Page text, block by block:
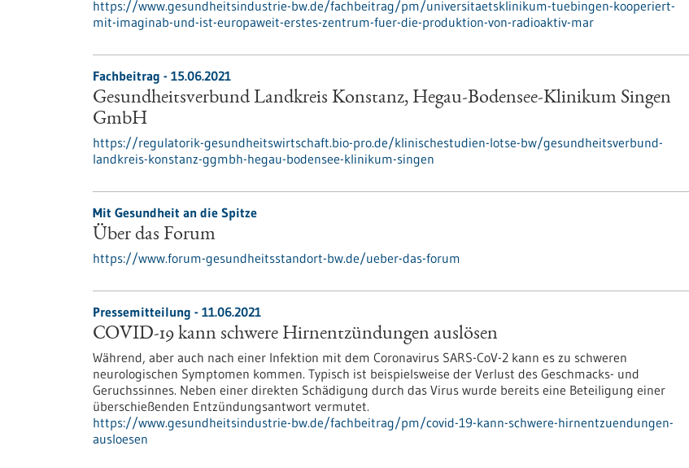
https://www.gesundheitsindustrie-bw.de/fachbeitrag/pm/universitaetsklinikum-tuebingen-kooperiert-
mit-imaginab-und-ist-europaweit-erstes-zentrum-fuer-die-produktion-von-radioaktiv-mar
Fachbeitrag - 15.06.2021
Gesundheitsverbund Landkreis Konstanz, Hegau-Bodensee-Klinikum Singen
GmbH
https://regulatorik-gesundheitswirtschaft.bio-pro.de/klinischestudien-lotse-bw/gesundheitsverbund-
landkreis-konstanz-ggmbh-hegau-bodensee-klinikum-singen
Mit Gesundheit an die Spitze
Über das Forum
https://www.forum-gesundheitsstandort-bw.de/ueber-das-forum
Pressemitteilung - 11.06.2021
COVID-19 kann schwere Hirnentzündungen auslösen
Während, aber auch nach einer Infektion mit dem Coronavirus SARS-CoV-2 kann es zu schweren
neurologischen Symptomen kommen. Typisch ist beispielsweise der Verlust des Geschmacks- und
Geruchssinnes. Neben einer direkten Schädigung durch das Virus wurde bereits eine Beteiligung einer
überschießenden Entzündungsantwort vermutet.
https://www.gesundheitsindustrie-bw.de/fachbeitrag/pm/covid-19-kann-schwere-hirnentzuendungen-
ausloesen